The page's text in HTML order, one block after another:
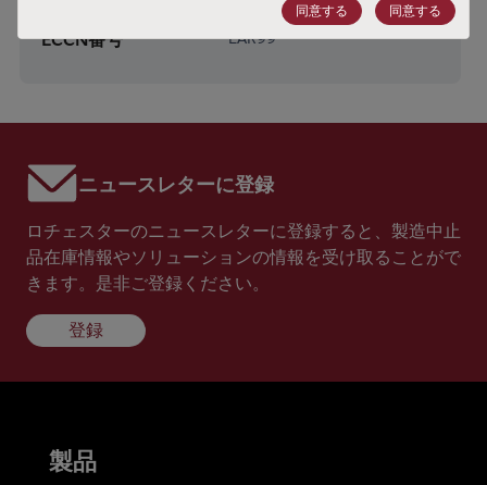
ECCN番号 EAR99
ニュースレターに登録
ロチェスターのニュースレターに登録すると、製造中止
品在庫情報やソリューションの情報を受け取ることがで
きます。是非ご登録ください。
登録
同意する 同意する
製品